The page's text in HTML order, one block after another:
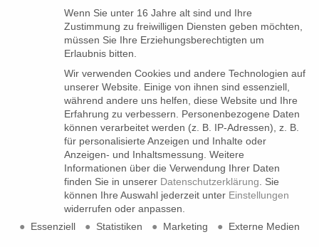
Wenn Sie unter 16 Jahre alt sind und Ihre
Zustimmung zu freiwilligen Diensten geben möchten,
müssen Sie Ihre Erziehungsberechtigten um
Erlaubnis bitten.
Wir verwenden Cookies und andere Technologien auf
unserer Website. Einige von ihnen sind essenziell,
während andere uns helfen, diese Website und Ihre
Erfahrung zu verbessern.
Personenbezogene Daten
können verarbeitet werden (z. B. IP-Adressen), z. B.
für personalisierte Anzeigen und Inhalte oder
Anzeigen- und Inhaltsmessung. Weitere
Informationen über die Verwendung Ihrer Daten
finden Sie in unserer Datenschutzerklärung
Sie
können Ihre Auswahl jederzeit unter Einstellungen
widerrufen oder anpassen.
Essenziell
Statistiken Marketing Externe Medien